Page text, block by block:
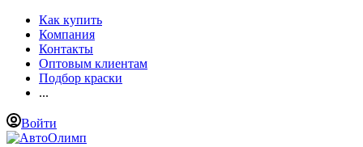
Как купить
Компания
Контакты
Оптовым клиентам
Подбор краски
...
Войти